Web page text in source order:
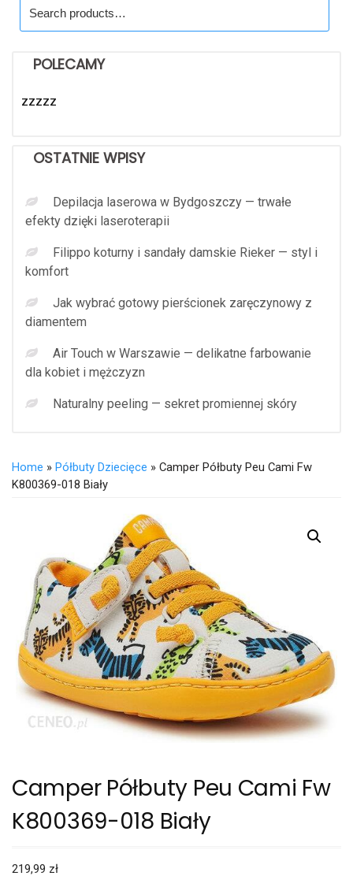
for:
POLECAMY
zzzzz
OSTATNIE WPISY
Depilacja laserowa w Bydgoszczy — trwałe
efekty dzięki laseroterapii
Filippo koturny i sandały damskie Rieker — styl i
komfort
Jak wybrać gotowy pierścionek zaręczynowy z
diamentem
Air Touch w Warszawie — delikatne farbowanie
dla kobiet i mężczyzn
Naturalny peeling — sekret promiennej skóry
Home » Półbuty Dziecięce » Camper Półbuty Peu Cami Fw
K800369-018 Biały
Camper Półbuty Peu Cami Fw
K800369-018 Biały
219,99 zł